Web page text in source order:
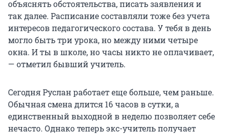
объяснять обстоятельства, писать заявления и
так далее. Расписание составляли тоже без учета
интересов педагогического состава. У тебя в день
могло быть три урока, но между ними четыре
окна. И ты в школе, но часы никто не оплачивает,
— отметил бывший учитель.
Сегодня Руслан работает еще больше, чем раньше.
Обычная смена длится 16 часов в сутки, а
единственный выходной в неделю позволяет себе
нечасто. Однако теперь экс-учитель получает